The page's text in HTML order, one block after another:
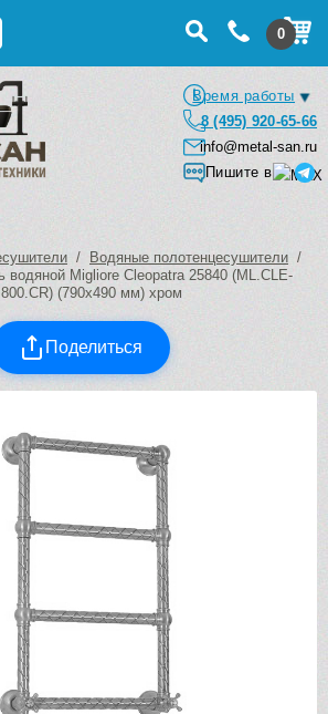
0
Время работы
8 (495) 920-65-66
info@metal-san.ru
Пишите в
/ Водяные полотенцесушители /
водяной Migliore Cleopatra 25840 (ML.CLE-
(790х490 мм) хром
Поделиться